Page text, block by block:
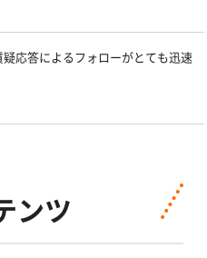
応答によるフォローがとても迅速
ンツ